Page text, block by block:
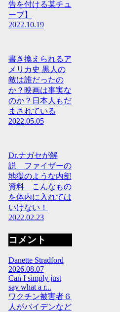
告を付ける某チュ
ーブ】
2022.10.19
書き換えられるア
メリカ史 黒人の
敵は誰だったの
か？映画は事実な
のか？日本人もだ
まされている
2022.05.05
Dr.ナガセが解
説 ファイザーの
地獄のような内部
資料 こんなもの
を体内に入れては
いけない！
2022.02.23
コメント
Danette Stradford
2026.08.07
Can I simply just
say what a r...
ワクチン被害者６
人がバイデンなど